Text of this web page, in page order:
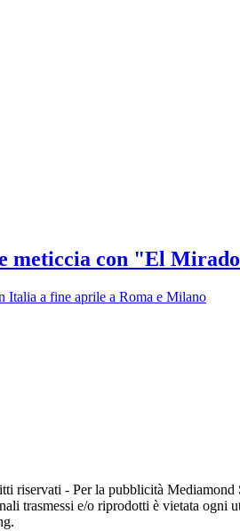
meticcia con "El
Italia a fine aprile a Roma e Milano
riservati - Per la pubblicità
trasmessi e/o riprodotti è vietata ogni